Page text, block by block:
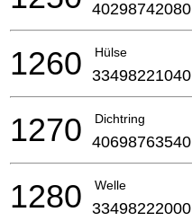
40298742080
Hülse
1260 33498221040
Dichtring
1270 40698763540
Welle
1280 33498222000